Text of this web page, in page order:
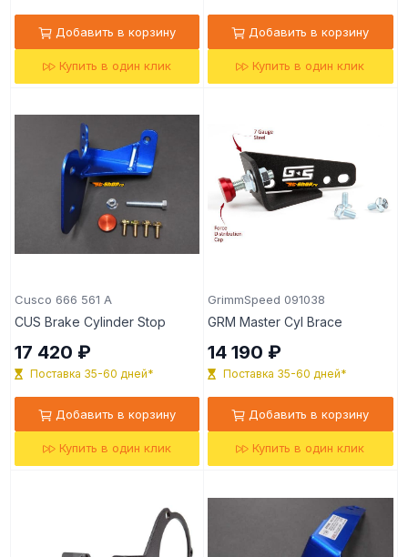
Добавить в корзину
Купить в один клик
Добавить в корзину
Купить в один клик
Cusco 666 561 A
CUS Brake Cylinder Stop
17 420 ₽
Поставка 35-60 дней*
Добавить в корзину
Купить в один клик
GrimmSpeed 091038
GRM Master Cyl Brace
14 190 ₽
Поставка 35-60 дней*
Добавить в корзину
Купить в один клик